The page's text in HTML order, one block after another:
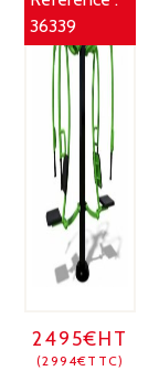
36339
2495€HT
(2994€TTC)